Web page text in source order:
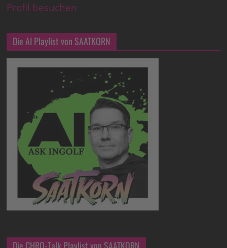
Profil besuchen
Die AI Playlist von SAATKORN